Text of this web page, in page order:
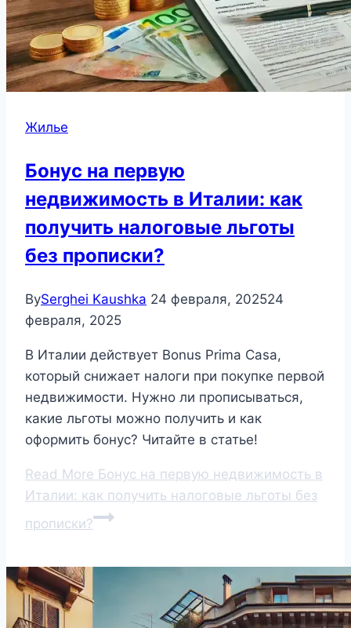
Жилье
Бонус на первую
недвижимость в Италии: как
получить налоговые льготы
без прописки?
BySerghei Kaushka 24 февраля, 202524
февраля, 2025
В Италии действует Bonus Prima Casa,
который снижает налоги при покупке первой
недвижимости. Нужно ли прописываться,
какие льготы можно получить и как
оформить бонус? Читайте в статье!
Read More Бонус на первую недвижимость в
Италии: как получить налоговые льготы без
прописки?